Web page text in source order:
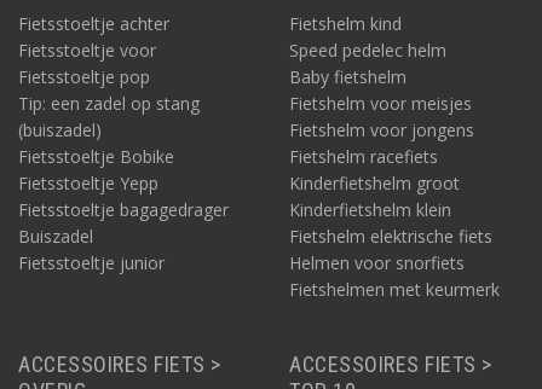
Fietsstoeltje achter
Fietsstoeltje voor
Fietsstoeltje pop
Tip: een zadel op stang
(buiszadel)
Fietsstoeltje Bobike
Fietsstoeltje Yepp
Fietsstoeltje bagagedrager
Buiszadel
Fietsstoeltje junior
Fietshelm kind
Speed pedelec helm
Baby fietshelm
Fietshelm voor meisjes
Fietshelm voor jongens
Fietshelm racefiets
Kinderfietshelm groot
Kinderfietshelm klein
Fietshelm elektrische fiets
Helmen voor snorfiets
Fietshelmen met keurmerk
ACCESSOIRES FIETS >
ACCESSOIRES FIETS >